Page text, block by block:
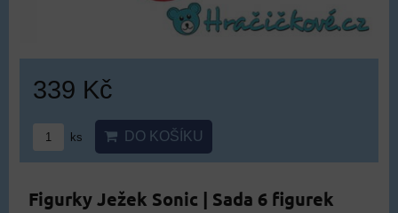
339 Kč
ks DO KOŠÍKU
Figurky Ježek Sonic | Sada 6 figurek